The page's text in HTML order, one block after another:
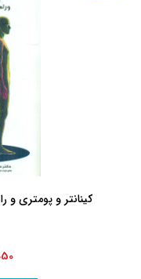
کینانتر و پومتری و